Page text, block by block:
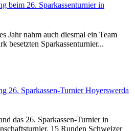
beim 26. Sparkassenturnier in
Jahr nahm auch diesmal ein Team
besetzten Sparkassenturnier...
26. Sparkassen-Turnier Hoyerswerda
das 26. Sparkassen-Turnier in
15 Runden Schweizer